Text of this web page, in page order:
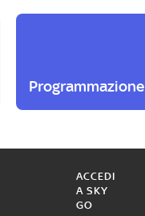
Programmazione
ACCEDI
A SKY
GO